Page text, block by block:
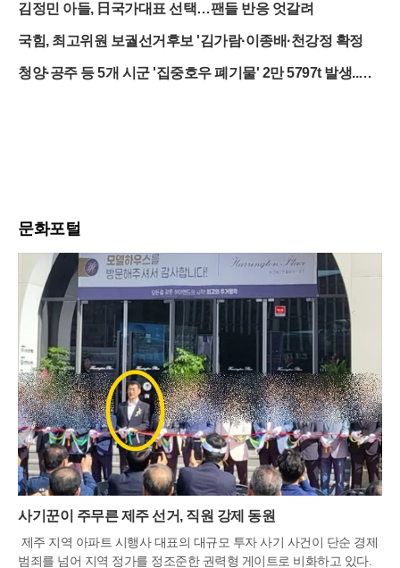
김정민 아들, 日국가대표 선택…팬들 반응 엇갈려
국힘, 최고위원 보궐선거후보 '김가람·이종배·천강정 확정
청양·공주 등 5개 시군 '집중호우 폐기물' 2만 5797t 발생..처
문화포털
사기꾼이 주무른 제주 선거, 직원 강제 동원
제주 지역 아파트 시행사 대표의 대규모 투자 사기 사건이 단순 경제
범죄를 넘어 지역 정가를 정조준한 권력형 게이트로 비화하고 있다.